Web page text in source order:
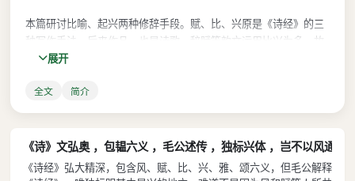
本篇研讨比喻、起兴两种修辞手段。赋、比、兴原是《诗经》的三
种写作手法，后来作品，也是诗歌、辞赋等韵文运用比兴为多，故
本篇结合诗歌、辞赋来论述比兴。 全篇可分为三段一。第段说明
也是如此。第二段结合先秦两汉作品论比兴。先是说《诗经》的兴
和比，各举例说明；接着说屈原作品“讽兼比兴”；最后批评汉代赋
小而取类大”，含义更为深远，所以对汉代辞赋“兴义销亡”的现象表
示不满。第三段联系宋玉和汉魏西晋的作家作品论比喻。说明比类
展开
全文 简介
《诗》文弘奥 ，包韫六义 ，毛公述传 ，独标兴体 ，岂不以风通
《诗经》弘大精深，包含风、赋、比、兴、雅、颂六义，但毛公解释